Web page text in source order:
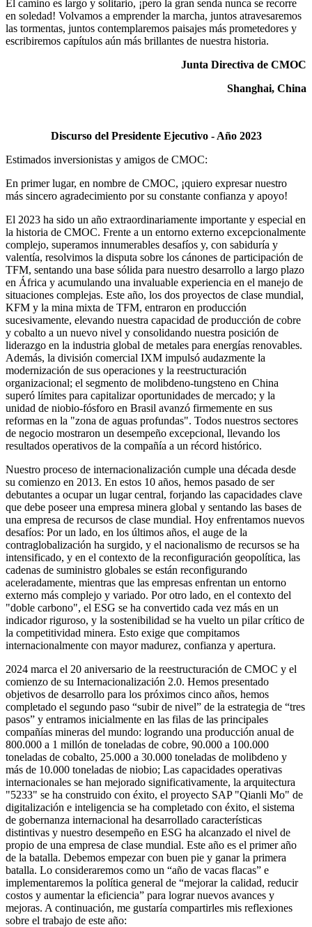
El camino es largo y solitario, ¡pero la gran senda nunca se recorre
en soledad! Volvamos a emprender la marcha, juntos atravesaremos
las tormentas, juntos contemplaremos paisajes más prometedores y
escribiremos capítulos aún más brillantes de nuestra historia.
Junta Directiva de CMOC
Shanghai, China
Discurso del Presidente Ejecutivo - Año 2023
Estimados inversionistas y amigos de CMOC:
En primer lugar, en nombre de CMOC, ¡quiero expresar nuestro
más sincero agradecimiento por su constante confianza y apoyo!
El 2023 ha sido un año extraordinariamente importante y especial en
la historia de CMOC. Frente a un entorno externo excepcionalmente
complejo, superamos innumerables desafíos y, con sabiduría y
valentía, resolvimos la disputa sobre los cánones de participación de
TFM, sentando una base sólida para nuestro desarrollo a largo plazo
en África y acumulando una invaluable experiencia en el manejo de
situaciones complejas. Este año, los dos proyectos de clase mundial,
KFM y la mina mixta de TFM, entraron en producción
sucesivamente, elevando nuestra capacidad de producción de cobre
y cobalto a un nuevo nivel y consolidando nuestra posición de
liderazgo en la industria global de metales para energías renovables.
Además, la división comercial IXM impulsó audazmente la
modernización de sus operaciones y la reestructuración
organizacional; el segmento de molibdeno-tungsteno en China
superó límites para capitalizar oportunidades de mercado; y la
unidad de niobio-fósforo en Brasil avanzó firmemente en sus
reformas en la "zona de aguas profundas". Todos nuestros sectores
de negocio mostraron un desempeño excepcional, llevando los
resultados operativos de la compañía a un récord histórico.
Nuestro proceso de internacionalización cumple una década desde
su comienzo en 2013. En estos 10 años, hemos pasado de ser
debutantes a ocupar un lugar central, forjando las capacidades clave
que debe poseer una empresa minera global y sentando las bases de
una empresa de recursos de clase mundial. Hoy enfrentamos nuevos
desafíos: Por un lado, en los últimos años, el auge de la
contraglobalización ha surgido, y el nacionalismo de recursos se ha
intensificado, y en el contexto de la reconfiguración geopolítica, las
cadenas de suministro globales se están reconfigurando
aceleradamente, mientras que las empresas enfrentan un entorno
externo más complejo y variado. Por otro lado, en el contexto del
"doble carbono", el ESG se ha convertido cada vez más en un
indicador riguroso, y la sostenibilidad se ha vuelto un pilar crítico de
la competitividad minera. Esto exige que compitamos
internacionalmente con mayor madurez, confianza y apertura.
2024 marca el 20 aniversario de la reestructuración de CMOC y el
comienzo de su Internacionalización 2.0. Hemos presentado
objetivos de desarrollo para los próximos cinco años, hemos
completado el segundo paso “subir de nivel” de la estrategia de “tres
pasos” y entramos inicialmente en las filas de las principales
compañías mineras del mundo: logrando una producción anual de
800.000 a 1 millón de toneladas de cobre, 90.000 a 100.000
toneladas de cobalto, 25.000 a 30.000 toneladas de molibdeno y
más de 10.000 toneladas de niobio; Las capacidades operativas
internacionales se han mejorado significativamente, la arquitectura
"5233" se ha construido con éxito, el proyecto SAP "Qianli Mo" de
digitalización e inteligencia se ha completado con éxito, el sistema
de gobernanza internacional ha desarrollado características
distintivas y nuestro desempeño en ESG ha alcanzado el nivel de
propio de una empresa de clase mundial. Este año es el primer año
de la batalla. Debemos empezar con buen pie y ganar la primera
batalla. Lo consideraremos como un “año de vacas flacas” e
implementaremos la política general de “mejorar la calidad, reducir
costos y aumentar la eficiencia” para lograr nuevos avances y
mejoras. A continuación, me gustaría compartirles mis reflexiones
sobre el trabajo de este año: